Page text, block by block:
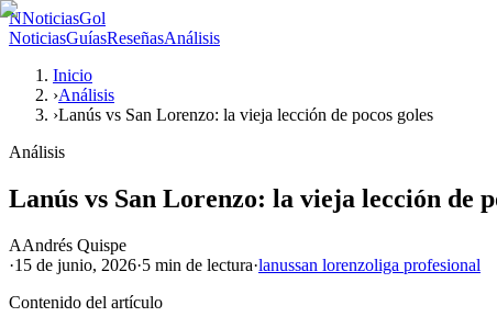
NNoticiasGol
NoticiasGuíasReseñasAnálisis
Inicio
›Análisis
›Lanús vs San Lorenzo: la vieja lección de pocos goles
Análisis
Lanús vs San Lorenzo: la vieja lección de
AAndrés Quispe
·15 de junio, 2026·5 min de lectura·lanussan lorenzoliga profesional
Contenido del artículo